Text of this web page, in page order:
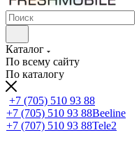
Каталог
По всему сайту
По каталогу
+7 (705) 510 93 88
+7 (705) 510 93 88Beeline
+7 (707) 510 93 88Tele2